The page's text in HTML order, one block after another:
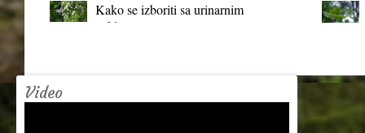
Kako se izboriti sa urinarnim
infekcijama?
Video